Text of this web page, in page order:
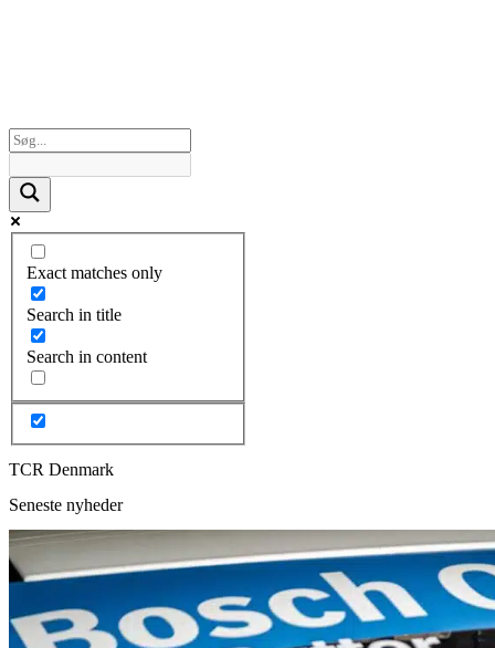
Exact matches only
Search in title
Search in content
TCR Denmark
Seneste nyheder